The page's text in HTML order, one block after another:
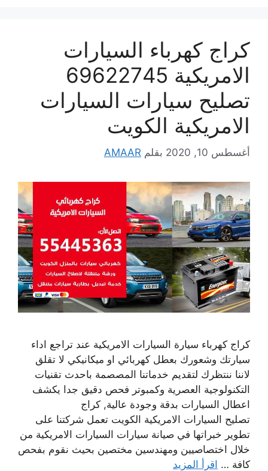
كراج كهرباء السيارات
الامريكية 69622745
تصليح سيارات السيارات
الامريكية الكويت
أغسطس 10, 2020 بقلم AMAAR
كراج كهرباء سيارة السيارات الامريكية عند تراجع اداء
سيارتك وشعورك بعطل كهربائي او ميكانيكي لا تقلق
لاننا ننتظرك لتقديم خدماتنا المصصمة باحدث تقنيات
التكنولوجية العصرية وكمبوتر فحص دقيق جدا يكشف
اعطال السيارات بدقة وجودة عالية, كراج
تصليح السيارات الامريكية الكويت تعمل شركتنا على
تطوير خبراتها في صيانة سيارات السيارات الامريكية من
خلال اختصاصيين ومهندسين مختصين بحيث نقوم بفحص
كافة … اقرأ المزيد